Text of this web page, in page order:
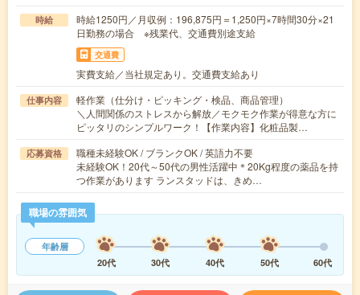
時給
時給1250円／月収例：196,875円＝1,250円×7時間30分×21
日勤務の場合 ※残業代、交通費別途支給
交通費
実費支給／当社規定あり。交通費支給あり
仕事内容
軽作業（仕分け・ピッキング・検品、商品管理）
＼人間関係のストレスから解放／モクモク作業が得意な方に
ピッタリのシンプルワーク！【作業内容】化粧品製…
応募資格
職種未経験OK / ブランクOK / 英語力不要
未経験OK！20代～50代の男性活躍中＊20Kg程度の薬品を持
つ作業があります ランスタッドは、きめ…
職場の雰囲気
年齢層
20代
30代 40代 50代 60代